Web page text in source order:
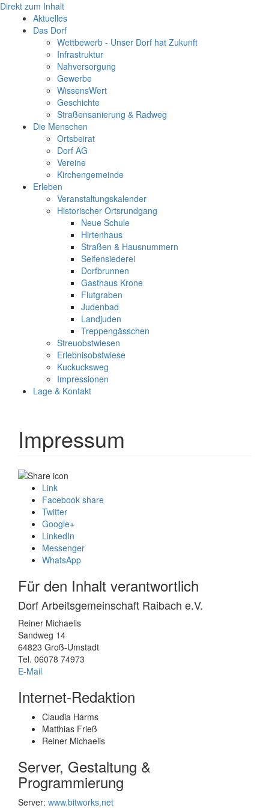
Direkt zum Inhalt
Aktuelles
Das Dorf
Wettbewerb - Unser Dorf hat Zukunft
Infrastruktur
Nahversorgung
Gewerbe
WissensWert
Geschichte
Straßensanierung & Radweg
Die Menschen
Ortsbeirat
Dorf AG
Vereine
Kirchengemeinde
Erleben
Veranstaltungskalender
Historischer Ortsrundgang
Neue Schule
Hirtenhaus
Straßen & Hausnummern
Seifensiederei
Dorfbrunnen
Gasthaus Krone
Flutgraben
Judenbad
Landjuden
Treppengässchen
Streuobstwiesen
Erlebnisobstwiese
Kuckucksweg
Impressionen
Lage & Kontakt
Impressum
Link
Facebook share
Twitter
Google+
LinkedIn
Messenger
WhatsApp
Für den Inhalt verantwortlich
Dorf Arbeitsgemeinschaft Raibach e.V.
Reiner Michaelis
Sandweg 14
64823 Groß-Umstadt
Tel. 06078 74973
E-Mail
Internet-Redaktion
Claudia Harms
Matthias Frieß
Reiner Michaelis
Server, Gestaltung &
Programmierung
Server: www.bitworks.net